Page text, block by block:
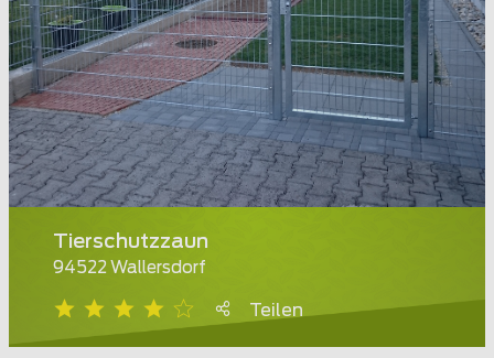
Tierschutzzaun
94522 Wallersdorf
Teilen